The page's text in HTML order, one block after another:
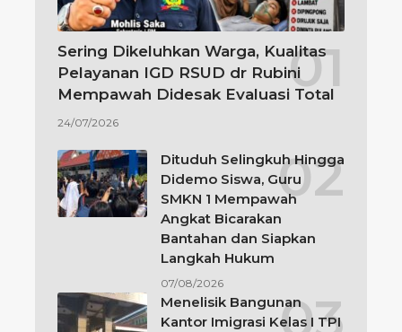
Sering Dikeluhkan Warga, Kualitas
Pelayanan IGD RSUD dr Rubini
Mempawah Didesak Evaluasi Total
24/07/2026
Dituduh Selingkuh Hingga
Didemo Siswa, Guru
SMKN 1 Mempawah
Angkat Bicarakan
Bantahan dan Siapkan
Langkah Hukum
07/08/2026
Menelisik Bangunan
Kantor Imigrasi Kelas I TPI